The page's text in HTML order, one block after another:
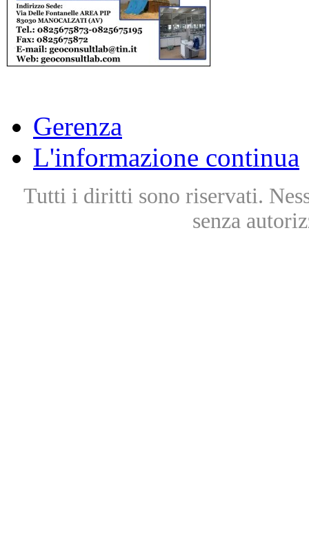
Gerenza
L'informazione continua
Tutti i diritti sono riservati.
senza